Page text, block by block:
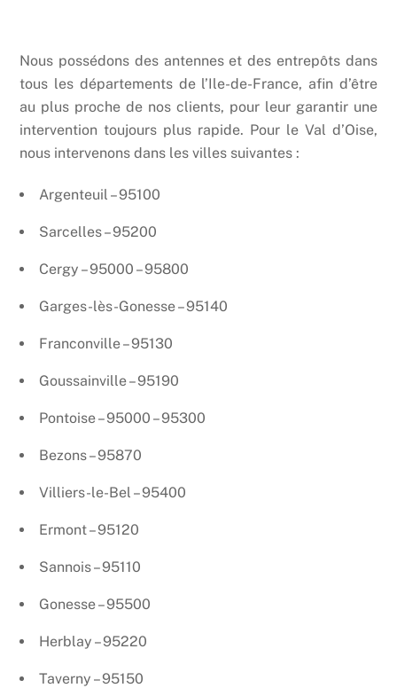
Nous possédons des antennes et des entrepôts dans
tous les départements de l’Ile-de-France, afin d’être
au plus proche de nos clients, pour leur garantir une
intervention toujours plus rapide. Pour le Val d’Oise,
nous intervenons dans les villes suivantes :
Argenteuil – 95100
Sarcelles – 95200
Cergy – 95000 – 95800
Garges-lès-Gonesse – 95140
Franconville – 95130
Goussainville – 95190
Pontoise – 95000 – 95300
Bezons – 95870
Villiers-le-Bel – 95400
Ermont – 95120
Sannois – 95110
Gonesse – 95500
Herblay – 95220
Taverny – 95150